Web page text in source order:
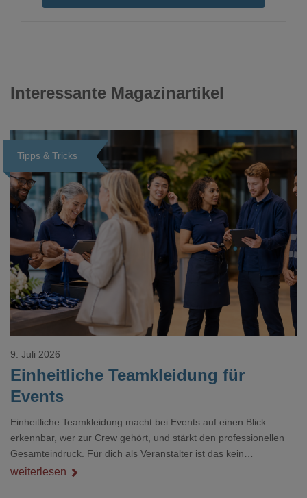
Interessante Magazinartikel
Tipps & Tricks
Loading...
Einheitliche Teamkleidung für
Events
9. Juli 2026
Einheitliche Teamkleidung macht bei Events auf einen Blick
erkennbar, wer zur Crew gehört, und stärkt den professionellen
Gesamteindruck. Für dich als Veranstalter ist das kein
Nebenthema: Bei Textilien mit Stickerei oder mehreren
weiterlesen